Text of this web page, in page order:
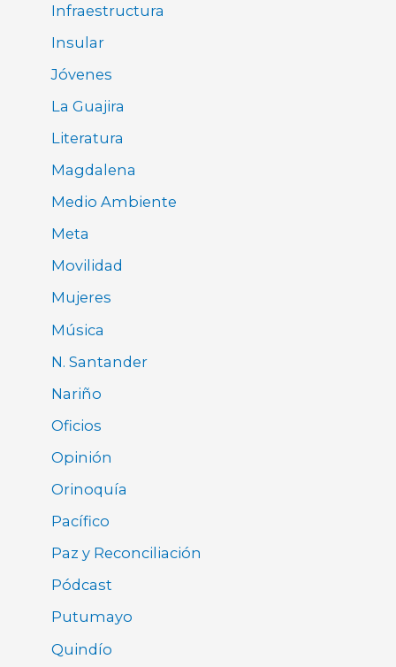
Infraestructura
Insular
Jóvenes
La Guajira
Literatura
Magdalena
Medio Ambiente
Meta
Movilidad
Mujeres
Música
N. Santander
Nariño
Oficios
Opinión
Orinoquía
Pacífico
Paz y Reconciliación
Pódcast
Putumayo
Quindío